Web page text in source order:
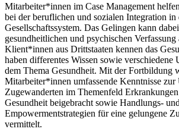
Mitarbeiter*innen im Case Management
bei der beruflichen und sozialen Integration in
Gesellschaftssystem. Das Gelingen kann
gesundheitlichen und psychischen Verfassung
Klient*innen aus Drittstaaten kennen das
haben differentes Wissen sowie verschiedene
dem Thema Gesundheit. Mit der Fortbildung
Mitarbeiter*innen umfassende Kenntnisse zur
Zugewanderten im Themenfeld
Gesundheit beigebracht sowie Handlungs- und
Empowermentstrategien für eine gelungene
vermittelt.